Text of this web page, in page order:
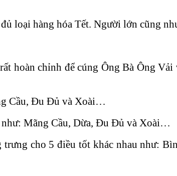
loại hàng hóa Tết. Người lớn cũng
hoàn chỉnh để cúng Ông Bà Ông
Cầu, Đu Đủ và Xoài…
như: Mãng Cầu, Dừa, Đu Đủ và Xoài…
cho 5 điều tốt khác nhau như: